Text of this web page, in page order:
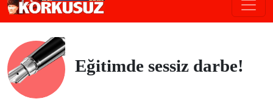
Eğitimde sessiz darbe!